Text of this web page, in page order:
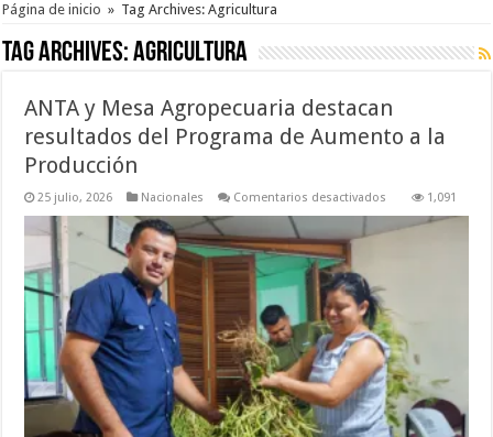
Página de inicio » Tag Archives: Agricultura
Tag Archives:Agricultura
ANTA y Mesa Agropecuaria destacan
resultados del Programa de Aumento a la
Producción
25 julio, 2026 Nacionales Comentarios desactivados
Programa
de
Aumento
a
la
Producción
1,091